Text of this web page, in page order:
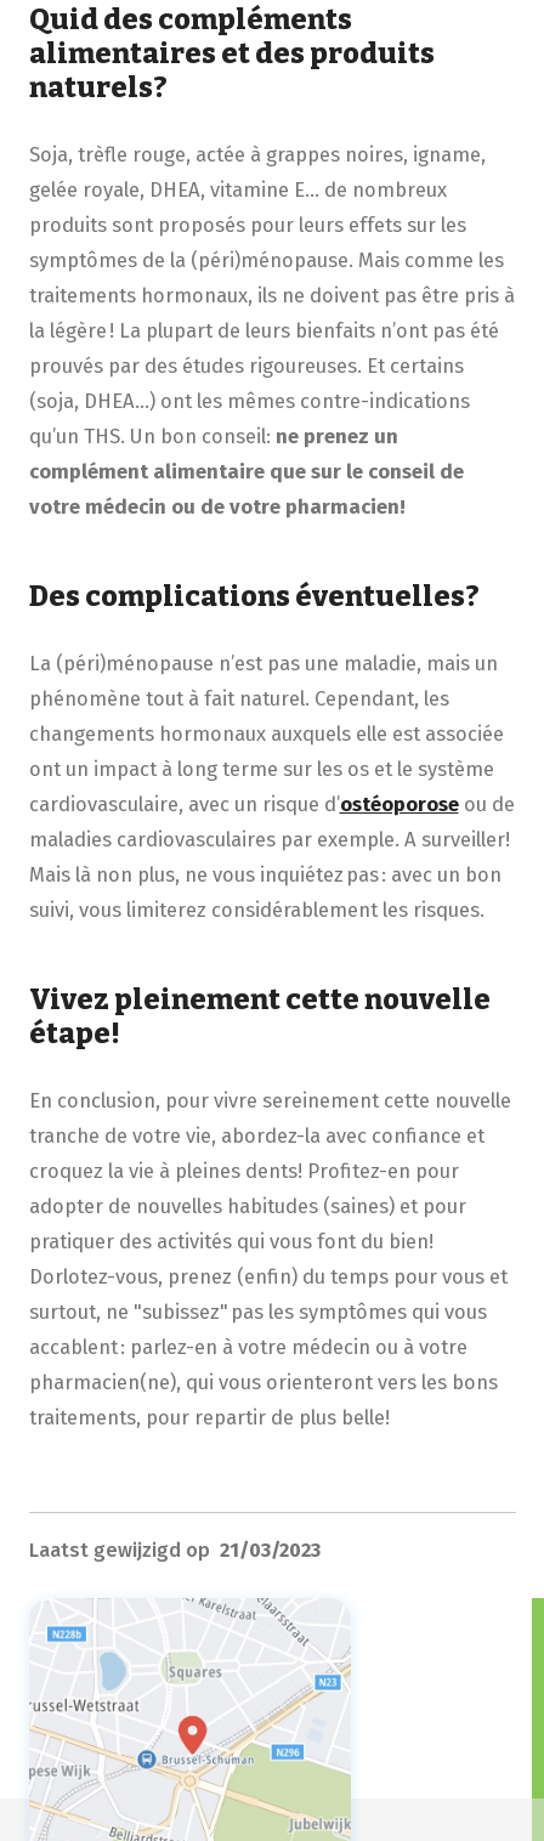
Quid des compléments
alimentaires et des produits
naturels?
Soja, trèfle rouge, actée à grappes noires, igname,
gelée royale, DHEA, vitamine E… de nombreux
produits sont proposés pour leurs effets sur les
symptômes de la (péri)ménopause. Mais comme les
traitements hormonaux, ils ne doivent pas être pris à
la légère ! La plupart de leurs bienfaits n’ont pas été
prouvés par des études rigoureuses. Et certains
(soja, DHEA…) ont les mêmes contre-indications
qu’un THS. Un bon conseil: ne prenez un
complément alimentaire que sur le conseil de
votre médecin ou de votre pharmacien!
Des complications éventuelles?
La (péri)ménopause n’est pas une maladie, mais un
phénomène tout à fait naturel. Cependant, les
changements hormonaux auxquels elle est associée
ont un impact à long terme sur les os et le système
cardiovasculaire, avec un risque d’ostéoporoseou de
maladies cardiovasculaires par exemple. A surveiller!
Mais là non plus, ne vous inquiétez pas : avec un bon
suivi, vous limiterez considérablement les risques.
Vivez pleinement cette nouvelle
étape!
En conclusion, pour vivre sereinement cette nouvelle
tranche de votre vie, abordez-la avec confiance et
croquez la vie à pleines dents! Profitez-en pour
adopter de nouvelles habitudes (saines) et pour
pratiquer des activités qui vous font du bien!
Dorlotez-vous, prenez (enfin) du temps pour vous et
surtout, ne "subissez" pas les symptômes qui vous
accablent : parlez-en à votre médecin ou à votre
pharmacien(ne), qui vous orienteront vers les bons
traitements, pour repartir de plus belle!
Laatst gewijzigd op 21/03/2023